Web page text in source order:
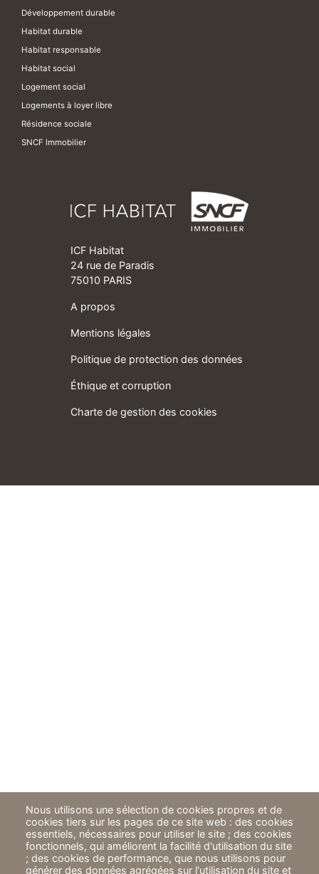
Nous utilisons une sélection de cookies propres et de
cookies tiers sur les pages de ce site web : des cookies
essentiels, nécessaires pour utiliser le site ; des cookies
fonctionnels, qui améliorent la facilité d'utilisation du site
; des cookies de performance, que nous utilisons pour
générer des données agrégées sur l'utilisation du site et
Développement durable
Habitat durable
Habitat responsable
Habitat social
Logement social
Logements à loyer libre
Résidence sociale
SNCF Immobilier
ICF Habitat
24 rue de Paradis
75010 PARIS
A propos
Mentions légales
Politique de protection des données
Éthique et corruption
Charte de gestion des cookies